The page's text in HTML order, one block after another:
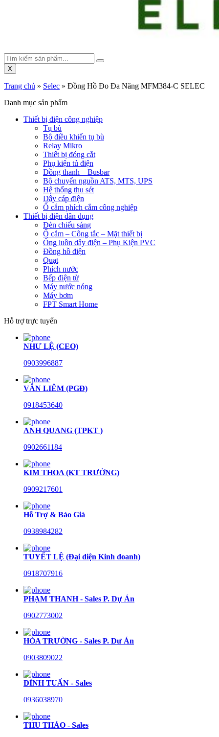
X
Trang chủ » Selec » Đồng Hồ Đo Đa Năng MFM384-C SELEC
Danh mục sản phẩm
Thiết bị điện công nghiệp
Tụ bù
Bộ điều khiển tụ bù
Relay Mikro
Thiết bị đóng cắt
Phụ kiện tủ điện
Đồng thanh – Busbar
Bộ chuyển nguồn ATS, MTS, UPS
Hệ thống thu sét
Dây cáp điện
Ổ cắm phích cắm công nghiệp
Thiết bị điện dân dụng
Đèn chiếu sáng
Ổ cắm – Công tắc – Mặt thiết bị
Ống luồn dây điện – Phụ Kiện PVC
Đồng hồ điện
Quạt
Phích nước
Bếp điện từ
Máy nước nóng
Máy bơm
FPT Smart Home
Hỗ trợ trực tuyến
NHƯ LỆ (CEO)
0903996887
VĂN LIÊM (PGĐ)
0918453640
ANH QUANG (TPKT )
0902661184
KIM THOA (KT TRƯỞNG)
0909217601
Hỗ Trợ & Báo Giá
0938984282
TUYẾT LỆ (Đại diện Kinh doanh)
0918707916
PHẠM THANH - Sales P. Dự Án
0902773002
HÒA TRƯỜNG - Sales P. Dự Án
0903809022
ĐÌNH TUẤN - Sales
0936038970
THU THẢO - Sales